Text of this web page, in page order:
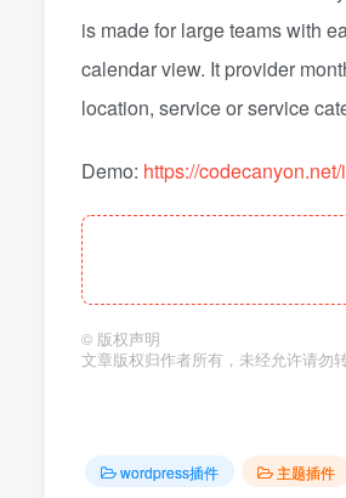
is made for large teams with
calendar view. It provider
location, service or service
Demo: https://
© 版权声明
文章版权归作者所有，未经允许请勿转
wordpress插件 主题插件